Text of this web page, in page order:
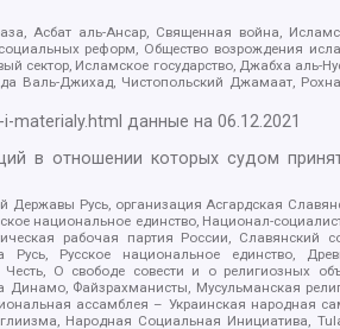
Асбат аль-Ансар, Священная война,
реформ, Общество возрождения
сектор, Исламское государство, Джабха
Джихад, Чистопольский Джамаат,
materialy.html данные на06.12.2021
в отношении которых судом
Державы Русь, организация Асгардская
национальное единство, Национал-
рабочая партия России,
Русское национальное единство,
О свободе совести и о религиозных
Динамо, Файзрахманисты, Мусульманская
ассамблея – Украинская народная
Народная Социальная Инициатива,